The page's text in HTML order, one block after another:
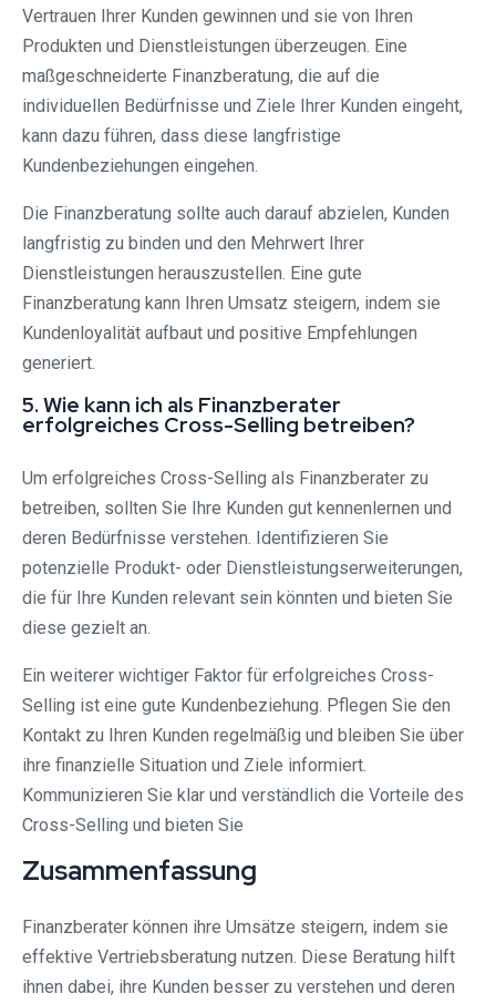
Vertrauen Ihrer Kunden gewinnen und sie von Ihren
Produkten und Dienstleistungen überzeugen. Eine
maßgeschneiderte Finanzberatung, die auf die
individuellen Bedürfnisse und Ziele Ihrer Kunden eingeht,
kann dazu führen, dass diese langfristige
Kundenbeziehungen eingehen.
Die Finanzberatung sollte auch darauf abzielen, Kunden
langfristig zu binden und den Mehrwert Ihrer
Dienstleistungen herauszustellen. Eine gute
Finanzberatung kann Ihren Umsatz steigern, indem sie
Kundenloyalität aufbaut und positive Empfehlungen
generiert.
5. Wie kann ich als Finanzberater
erfolgreiches Cross-Selling betreiben?
Um erfolgreiches Cross-Selling als Finanzberater zu
betreiben, sollten Sie Ihre Kunden gut kennenlernen und
deren Bedürfnisse verstehen. Identifizieren Sie
potenzielle Produkt- oder Dienstleistungserweiterungen,
die für Ihre Kunden relevant sein könnten und bieten Sie
diese gezielt an.
Ein weiterer wichtiger Faktor für erfolgreiches Cross-
Selling ist eine gute Kundenbeziehung. Pflegen Sie den
Kontakt zu Ihren Kunden regelmäßig und bleiben Sie über
ihre finanzielle Situation und Ziele informiert.
Kommunizieren Sie klar und verständlich die Vorteile des
Cross-Selling und bieten Sie
Zusammenfassung
Finanzberater können ihre Umsätze steigern, indem sie
effektive Vertriebsberatung nutzen. Diese Beratung hilft
ihnen dabei, ihre Kunden besser zu verstehen und deren